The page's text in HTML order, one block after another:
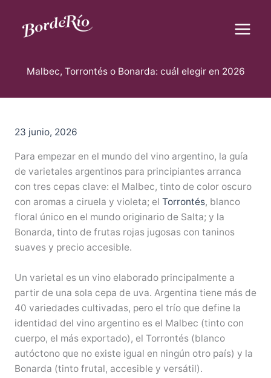
contenido
Malbec, Torrontés o Bonarda: cuál elegir en 2026
23 junio, 2026
Para empezar en el mundo del vino argentino, la guía
de varietales argentinos para principiantes arranca
con tres cepas clave: el Malbec, tinto de color oscuro
con aromas a ciruela y violeta; el Torrontés, blanco
floral único en el mundo originario de Salta; y la
Bonarda, tinto de frutas rojas jugosas con taninos
suaves y precio accesible.
Un varietal es un vino elaborado principalmente a
partir de una sola cepa de uva. Argentina tiene más de
40 variedades cultivadas, pero el trío que define la
identidad del vino argentino es el Malbec (tinto con
cuerpo, el más exportado), el Torrontés (blanco
autóctono que no existe igual en ningún otro país) y la
Bonarda (tinto frutal, accesible y versátil).